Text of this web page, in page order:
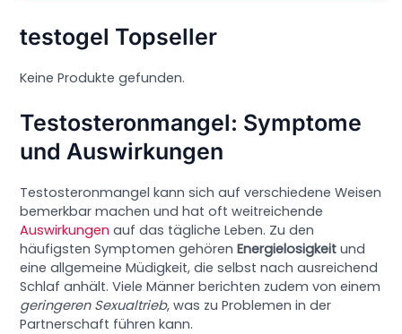
testogel Topseller
Keine Produkte gefunden.
Testosteronmangel: Symptome
und Auswirkungen
Testosteronmangel kann sich auf verschiedene Weisen
bemerkbar machen und hat oft weitreichende
Auswirkungen auf das tägliche Leben. Zu den
häufigsten Symptomen gehörenEnergielosigkeit und
eine allgemeine Müdigkeit, die selbst nach ausreichend
Schlaf anhält. Viele Männer berichten zudem von einem
geringeren Sexualtrieb, was zu Problemen in der
Partnerschaft führen kann.